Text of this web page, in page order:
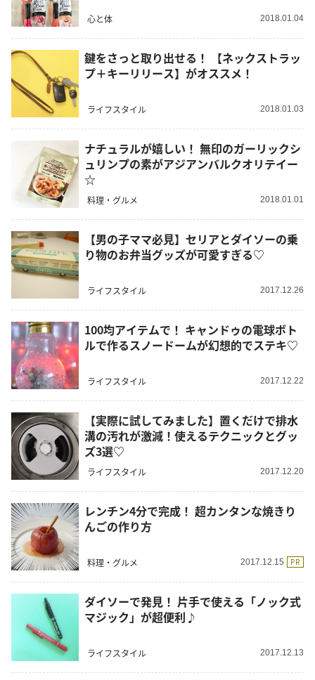
心と体 2018.01.04
鍵をさっと取り出せる！ 【ネックストラッ
プ＋キーリリース】がオススメ！
ライフスタイル 2018.01.03
ナチュラルが嬉しい！ 無印のガーリックシ
ュリンプの素がアジアンバルクオリテイー
☆
料理・グルメ 2018.01.01
【男の子ママ必見】セリアとダイソーの乗
り物のお弁当グッズが可愛すぎる♡
ライフスタイル 2017.12.26
100均アイテムで！ キャンドゥの電球ボト
ルで作るスノードームが幻想的でステキ♡
ライフスタイル 2017.12.22
【実際に試してみました】置くだけで排水
溝の汚れが激減！使えるテクニックとグッ
ズ3選♡
ライフスタイル 2017.12.20
レンチン4分で完成！ 超カンタンな焼きり
んごの作り方
料理・グルメ 2017.12.15 PR
ダイソーで発見！ 片手で使える「ノック式
マジック」が超便利♪
ライフスタイル 2017.12.13